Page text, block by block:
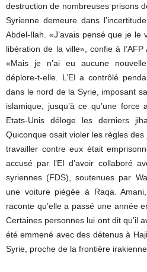
destruction de nombreuses prisons
Syrienne demeure dans
Abdel-Ilah. «J’avais pensé que je le
libération de la ville», confie à
«Mais je n’ai eu aucune
déplore-t-elle. L’EI a contrôlé
dans le nord de la Syrie, imposant
islamique, jusqu’à ce qu’une
Etats-Unis déloge les derniers
Quiconque osait violer les règles
travailler contre eux était
accusé par l’EI d’avoir collaboré
syriennes (FDS), soutenues par
une voiture piégée à Raqa.
raconte qu’elle a passé une année
Certaines personnes lui ont dit qu’il
été emmené avec des détenus à
Syrie, proche de la frontière irakienne.